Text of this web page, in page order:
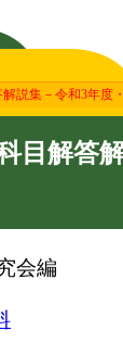
説集－令和3年度
目解答
会編